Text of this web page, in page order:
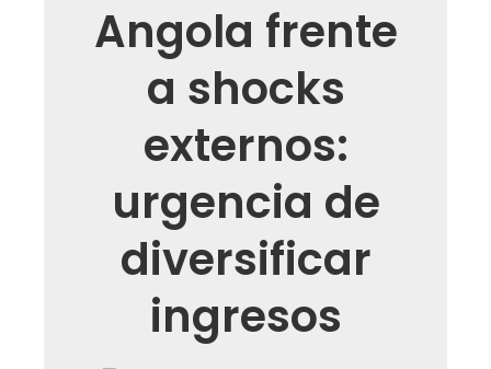
Angola frente
a shocks
externos:
urgencia de
diversificar
ingresos